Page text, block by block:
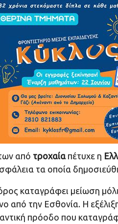
από τροχαία πέτυχε η
τα οποία
καταγράφει μείωση
από την Εσθονία. Η
πρόοδο που